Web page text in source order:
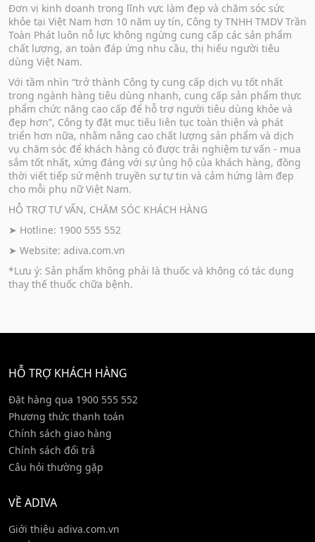
Đơn vị kinh doanh trong lĩnh vực làm đẹp và chăm sóc sức
khỏe tại Việt Nam hơn 10 năm uy tín, Công ty TNHH TMDV Trần
Toàn Phát luôn nỗ lực không ngừng cung cấp các sản phẩm
chất lượng, an toàn đáp ứng nhu cầu, thị hiếu người tiêu
dùng Việt Nam.
Với tầm nhìn “trở thành Công ty cung cấp dịch vụ tốt nhất
trong ngành hàng tiêu dùng nhanh, cung cấp sản phẩm thực
phẩm chức năng cao cấp để hỗ trợ người tiêu dùng khỏe và
đẹp hơn”, Công ty đặt mục tiêu liên tục toàn thiện và phát
triển hơn nữa, nhằm nâng cao chất lượng sản phẩm và dịch
vụ chăm sóc để khách hàng có được trải nghiệm tư vấn - mua
sắm tốt nhất, xứng đáng với sự ủng hộ của khách hàng, đồng
thời viết tiếp sứ mệnh truyền sự tự tin và cảm hứng làm đẹp
cho mỗi phụ nữ Việt Nam.
HỖ TRỢ TƯ VẤN, CHĂM SÓC KHÁCH HÀNG
➤ Hotline: 1900 555 552
➤ Website: adiva.com.vn
*Lưu ý: Sản phẩm không phải là thuốc và không có tác dụng
thay thế thuốc chữa bệnh.
HỖ TRỢ KHÁCH HÀNG
Đặt hàng qua 1900 555 552
Phương thức thanh toán
Chính sách giao hàng
Chính sách đổi trả
Câu hỏi thường gặp
VỀ ADIVA
Giới thiệu adiva.com.vn